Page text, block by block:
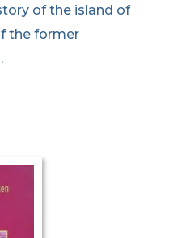
of the island of
the former